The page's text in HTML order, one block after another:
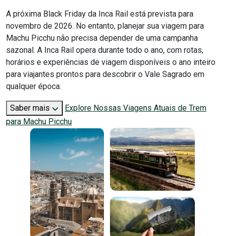
A próxima Black Friday da Inca Rail está prevista para
novembro de 2026. No entanto, planejar sua viagem para
Machu Picchu não precisa depender de uma campanha
sazonal. A Inca Rail opera durante todo o ano, com rotas,
horários e experiências de viagem disponíveis o ano inteiro
para viajantes prontos para descobrir o Vale Sagrado em
qualquer época.
Saber mais
Explore Nossas Viagens Atuais de Trem
para Machu Picchu